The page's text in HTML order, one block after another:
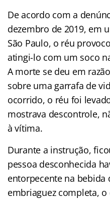
De acordo com a
dezembro de 2019, em
São Paulo, o réu
atingi-lo com um soco
A morte se deu em
sobre uma garrafa de
ocorrido, o réu foi
mostrava descontrole,
à vítima.
Durante a instrução,
pessoa desconhecida
entorpecente na bebida
embriaguez completa,